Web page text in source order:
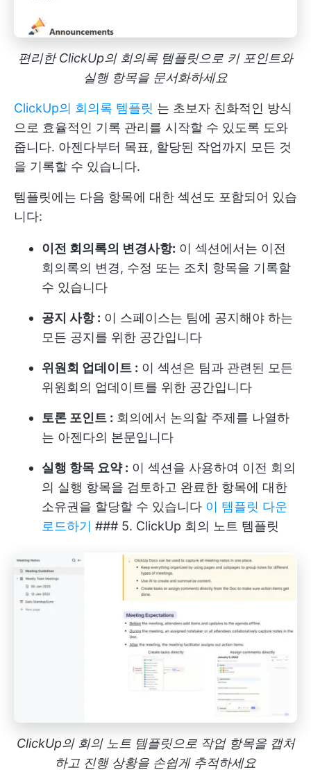
편리한 ClickUp의 회의록 템플릿으로 키 포인트와
실행 항목을 문서화하세요
ClickUp의 회의록 템플릿 는 초보자 친화적인 방식
으로 효율적인 기록 관리를 시작할 수 있도록 도와
줍니다. 아젠다부터 목표, 할당된 작업까지 모든 것
을 기록할 수 있습니다.
템플릿에는 다음 항목에 대한 섹션도 포함되어 있습
니다:
이전 회의록의 변경사항: 이 섹션에서는 이전
회의록의 변경, 수정 또는 조치 항목을 기록할
수 있습니다
공지 사항 : 이 스페이스는 팀에 공지해야 하는
모든 공지를 위한 공간입니다
위원회 업데이트 : 이 섹션은 팀과 관련된 모든
위원회의 업데이트를 위한 공간입니다
토론 포인트 : 회의에서 논의할 주제를 나열하
는 아젠다의 본문입니다
실행 항목 요약 : 이 섹션을 사용하여 이전 회의
의 실행 항목을 검토하고 완료한 항목에 대한
소유권을 할당할 수 있습니다 이 템플릿 다운
로드하기 ### 5. ClickUp 회의 노트 템플릿
ClickUp의 회의 노트 템플릿으로 작업 항목을 캡처
하고 진행 상황을 손쉽게 추적하세요